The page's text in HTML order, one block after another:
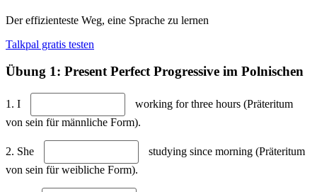
Der effizienteste Weg, eine Sprache zu lernen
Talkpal gratis testen
Übung 1: Present Perfect Progressive im Polnischen
1. I
working for three hours (Präteritum
von sein für männliche Form).
2. She
studying since morning (Präteritum
von sein für weibliche Form).